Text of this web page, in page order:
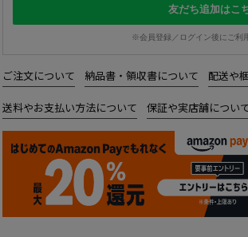
友だち追加はこ
※会員登録／ログイン後にご利
ご注文について 納品書・領収書について 配送や
送料やお支払い方法について 保証や実店舗につい